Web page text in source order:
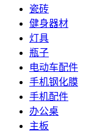
瓷砖
健身器材
灯具
瓶子
电动车配件
手机钢化膜
手机配件
办公桌
主板